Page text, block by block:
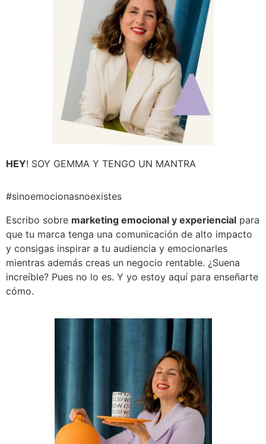
HEY! SOY GEMMA Y TENGO UN MANTRA
#sinoemocionasnoexistes
Escribo sobre marketing emocional y experiencial para
que tu marca tenga una comunicación de alto impacto
y consigas inspirar a tu audiencia y emocionarles
mientras además creas un negocio rentable. ¿Suena
increíble? Pues no lo es. Y yo estoy aquí para enseñarte
cómo.